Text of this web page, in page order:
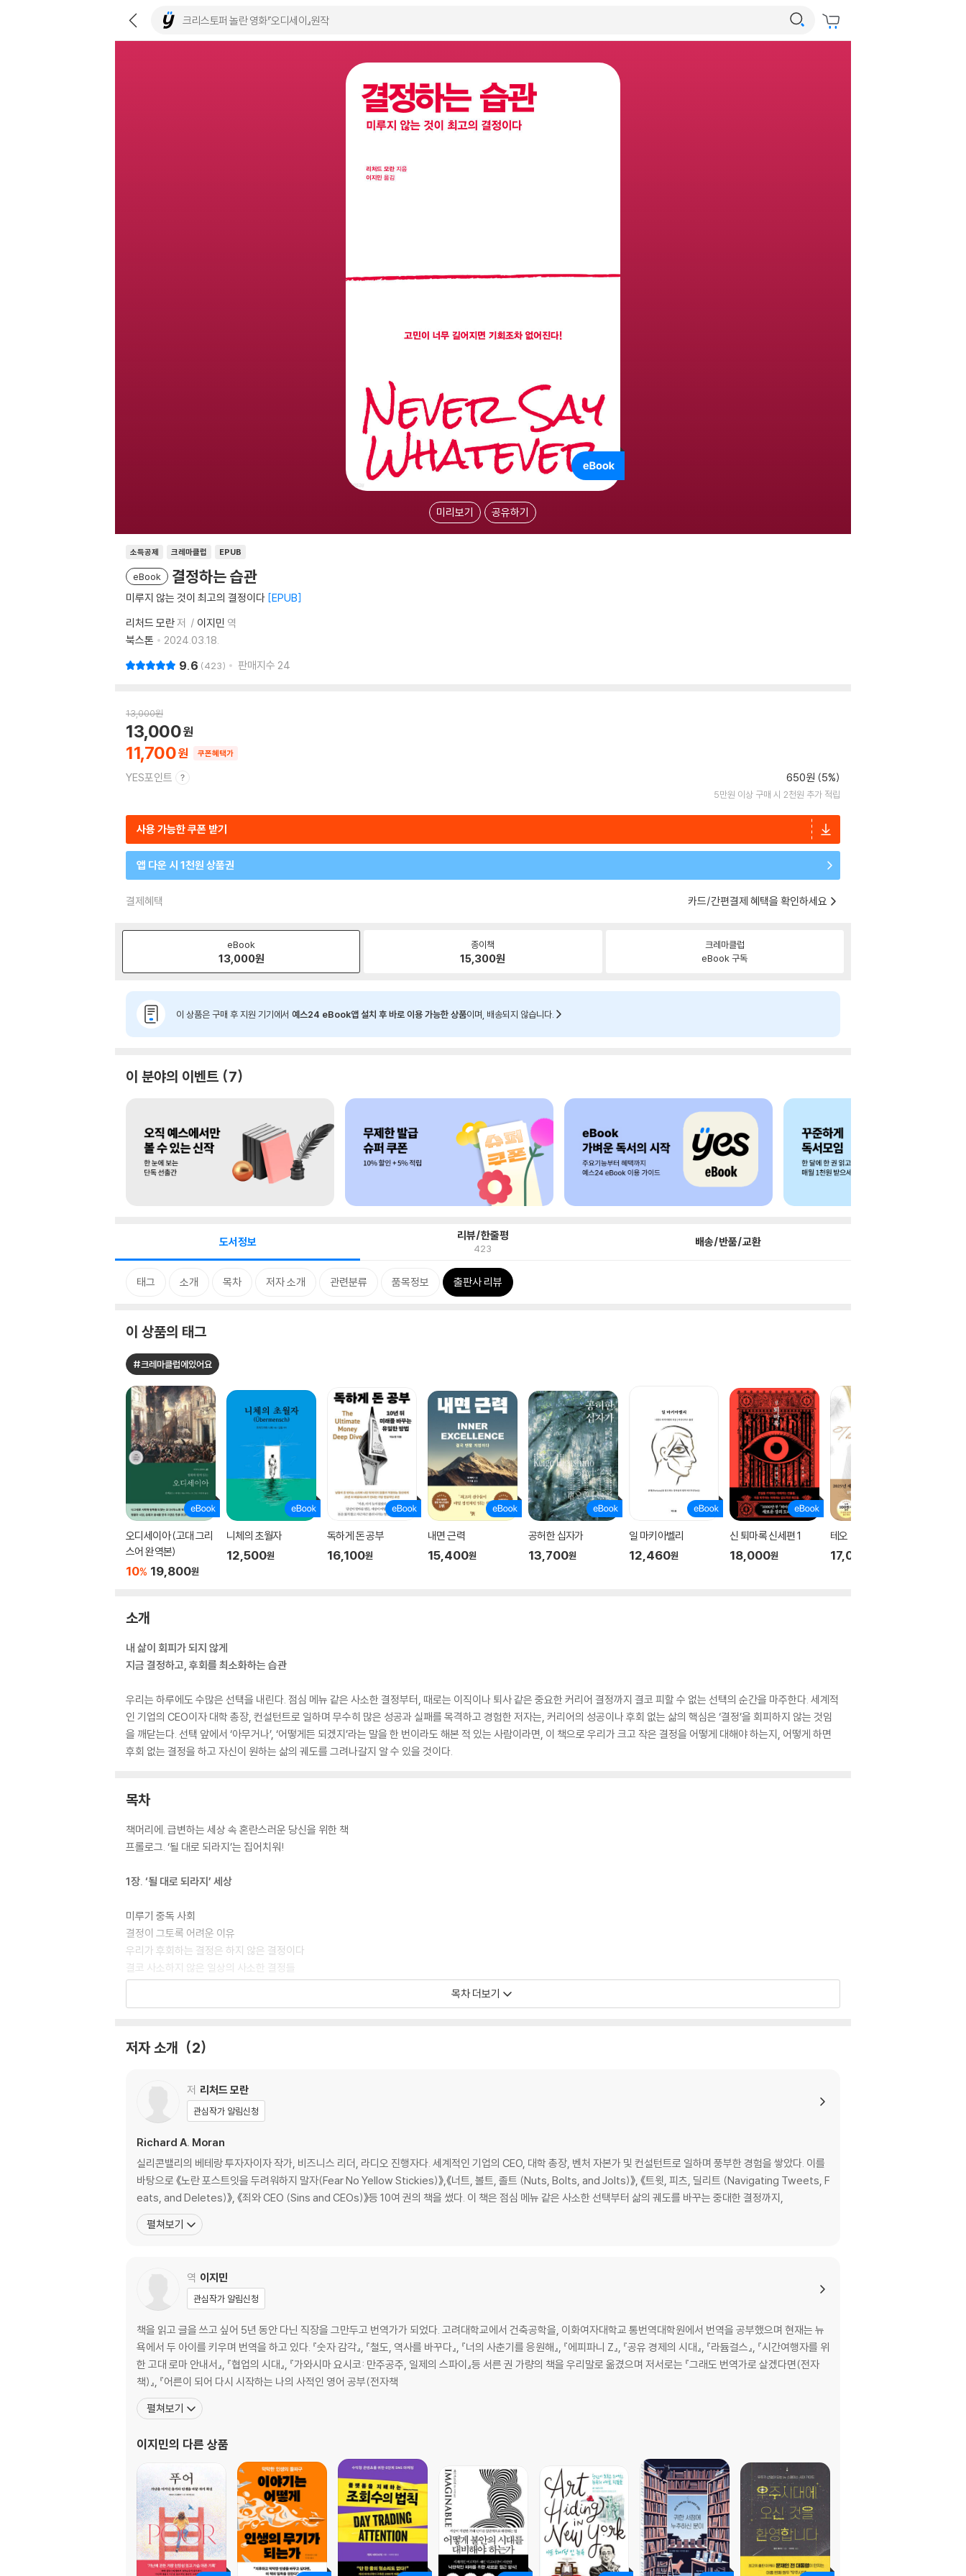
미리보기 공유하기
소득공제 크레마클럽 EPUB
eBook 결정하는 습관
미루지 않는 것이 최고의 결정이다 EPUB
리처드 모란저 이지민 역
북스톤
2024.03.18.
9.6 423 판매지수 24
13,000원
11,700
13,000
쿠폰혜택가
YES포인트 650원 (5%)
5만원 이상 구매 시 2천원 추가 적립
사용 가능한 쿠폰 받기
앱 다운 시 1천원 상품권
결제혜택 카드/간편결제 혜택을 확인하세요
eBook
13,000원
종이책
15,300원
크레마클럽
eBook 구독
이 상품은 구매 후 지원 기기에서 예스24 eBook앱 설치 후 바로 이용 가능한 상품이며, 배송되지 않습니다.
이 분야의 이벤트 7
도서정보 리뷰/한줄평
423 배송/반품/교환
태그 소개 목차 저자 소개 관련분류 품목정보 출판사 리뷰
이 상품의 태그
#크레마클럽에있어요
오디세이아 (고대 그리
스어 완역본)
10% 19,800원
니체의 초월자
12,500원
독하게 돈 공부
16,100원
내면 근력
15,400원
공허한 십자가
13,700원
일 마키아벨리
12,460원
신 퇴마록 신세편 1
18,000원
테오
17,000
소개
내 삶이 회피가 되지 않게
지금 결정하고, 후회를 최소화하는 습관
우리는 하루에도 수많은 선택을 내린다. 점심 메뉴 같은 사소한 결정부터, 때로는 이직이나 퇴사 같은 중요한 커리어 결정까지 결코 피할 수 없는 선택의 순간을 마주한다. 세계적
인 기업의 CEO이자 대학 총장, 컨설턴트로 일하며 무수히 많은 성공과 실패를 목격하고 경험한 저자는, 커리어의 성공이나 후회 없는 삶의 핵심은 ‘결정’을 회피하지 않는 것임
을 깨닫는다. 선택 앞에서 ‘아무거나’, ‘어떻게든 되겠지’라는 말을 한 번이라도 해본 적 있는 사람이라면, 이 책으로 우리가 크고 작은 결정을 어떻게 대해야 하는지, 어떻게 하면
후회 없는 결정을 하고 자신이 원하는 삶의 궤도를 그려나갈지 알 수 있을 것이다.
목차
책머리에. 급변하는 세상 속 혼란스러운 당신을 위한 책
프롤로그. ‘될 대로 되라지’는 집어치워!
1장. ‘될 대로 되라지’ 세상
미루기 중독 사회
결정이 그토록 어려운 이유
우리가 후회하는 결정은 하지 않은 결정이다
결코 사소하지 않은 일상의 사소한 결정들
삶의 궤도를 바꾸는 사소한 결정들
3장. 선택 앞에 거침없는 사람들의 습관
좋은 결정으로 이끄는 자기 인식
자기 인식이 강할수록 직감의 힘이 강하다
4장. 당신의 커리어 여정이 즐거워지려면
책임져라, 커리어의 성공을 좌우할 테니
5장. 성공의 길은 선택과 책임으로 채워진다
성공으로 향하는 길은 리스크로 점철돼 있다
리더는 결정의 대가로 돈을 받는다
‘될 대로 되라지’는 쉽게 전염된다
6장. 자신의 사업을 꿈꾸고 있다면
잘못된 의사결정을 막는 법
7장. 자신을 행복하게 하는 선택을 하라
회사에서 집까지 쫓아오는 ‘될 대로 되라지’
삶을 가능성으로 가득 채우는 선택들
8장. 후회를 남기지 않는 선택법
목차 더보기
저자 소개 2
저 리처드 모란
관심작가 알림신청
Richard A. Moran
실리콘밸리의 베테랑 투자자이자 작가, 비즈니스 리더, 라디오 진행자다. 세계적인 기업의 CEO, 대학 총장, 벤처 자본가 및 컨설턴트로 일하며 풍부한 경험을 쌓았다. 이를
바탕으로 《노란 포스트잇을 두려워하지 말자(Fear No Yellow Stickies)》,《너트, 볼트, 졸트 (Nuts, Bolts, and Jolts)》, 《트윗, 피츠, 딜리트 (Navigating Tweets, F
eats, and Deletes)》, 《죄와 CEO (Sins and CEOs)》등 10여 권의 책을 썼다. 이 책은 점심 메뉴 같은 사소한 선택부터 삶의 궤도를 바꾸는 중대한 결정까지,
펼쳐보기
역 이지민
관심작가 알림신청
책을 읽고 글을 쓰고 싶어 5년 동안 다닌 직장을 그만두고 번역가가 되었다. 고려대학교에서 건축공학을, 이화여자대학교 통번역대학원에서 번역을 공부했으며 현재는 뉴
욕에서 두 아이를 키우며 번역을 하고 있다. 『숫자 감각』, 『철도, 역사를 바꾸다』, 『너의 사춘기를 응원해』, 『에피파니 Z』, 『공유 경제의 시대』, 『라듐걸스』, 『시간여행자를 위
한 고대 로마 안내서』, 『협업의 시대』, 『가와시마 요시코: 만주공주, 일제의 스파이』등 서른 권 가량의 책을 우리말로 옮겼으며 저서로는 『그래도 번역가로 살겠다면(전자
책)』, 『어른이 되어 다시 시작하는 나의 사적인 영어 공부(전자책
펼쳐보기
이지민의 다른 상품